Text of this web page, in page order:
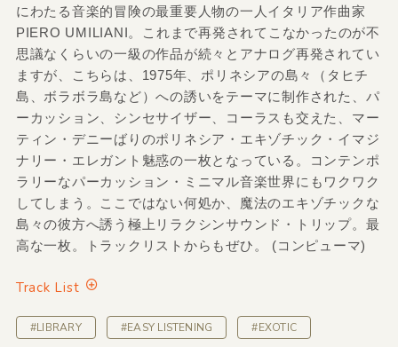
にわたる音楽的冒険の最重要人物の一人イタリア作曲家
PIERO UMILIANI。これまで再発されてこなかったのが不
思議なくらいの一級の作品が続々とアナログ再発されてい
ますが、こちらは、1975年、ポリネシアの島々（タヒチ
島、ボラボラ島など）への誘いをテーマに制作された、パ
ーカッション、シンセサイザー、コーラスも交えた、マー
ティン・デニーばりのポリネシア・エキゾチック・イマジ
ナリー・エレガント魅惑の一枚となっている。コンテンポ
ラリーなパーカッション・ミニマル音楽世界にもワクワク
してしまう。ここではない何処か、魔法のエキゾチックな
島々の彼方へ誘う極上リラクシンサウンド・トリップ。最
高な一枚。トラックリストからもぜひ。 (コンピューマ)
Track List
#LIBRARY #EASY LISTENING #EXOTIC